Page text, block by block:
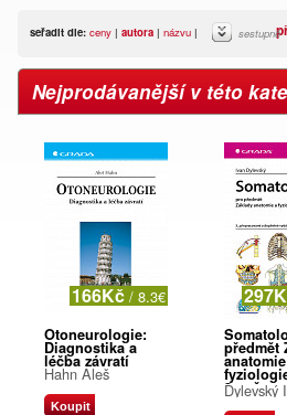
seřadit dle: ceny | autora | názvu | sestupně
Nejprodávanější v této
166Kč / 8.3€
Otoneurologie:
Diagnostika a
léčba závratí
Hahn Aleš
Koupit
předmět
3.,
Dylevský